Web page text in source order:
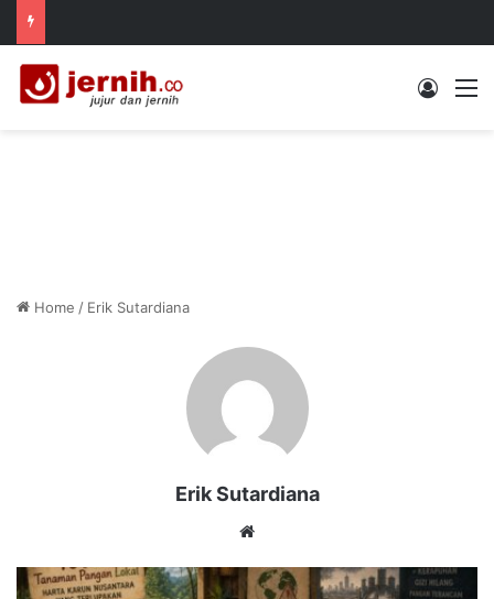
Log In
Home / Erik Sutardiana
Erik Sutardiana